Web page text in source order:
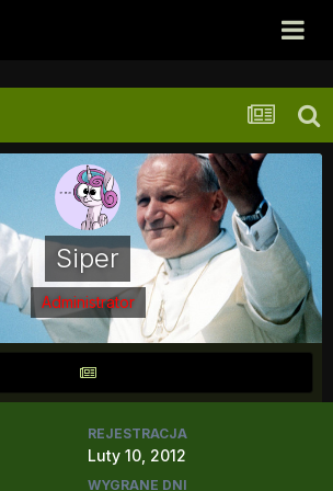
Siper
Administrator
REJESTRACJA
Luty 10, 2012
WYGRANE DNI